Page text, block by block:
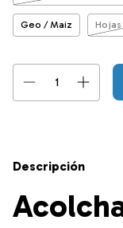
Geo / Maiz
Descripción